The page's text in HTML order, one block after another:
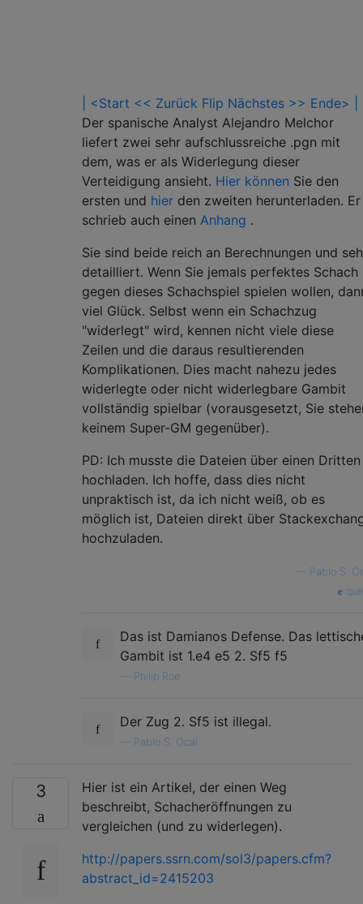
| <Start << Zurück Flip Nächstes >> Ende> |
Der spanische Analyst Alejandro Melchor
liefert zwei sehr aufschlussreiche .pgn mit
dem, was er als Widerlegung dieser
Verteidigung ansieht. Hier können Sie den
ersten und hier den zweiten herunterladen. Er
schrieb auch einen Anhang .
Sie sind beide reich an Berechnungen und
detailliert. Wenn Sie jemals perfektes Schach
gegen dieses Schachspiel spielen wollen,
viel Glück. Selbst wenn ein Schachzug
"widerlegt" wird, kennen nicht viele diese
Zeilen und die daraus resultierenden
Komplikationen. Dies macht nahezu jedes
widerlegte oder nicht widerlegbare Gambit
vollständig spielbar (vorausgesetzt, Sie
keinem Super-GM gegenüber).
PD: Ich musste die Dateien über einen Dritten
hochladen. Ich hoffe, dass dies nicht
unpraktisch ist, da ich nicht weiß, ob es
möglich ist, Dateien direkt über
hochzuladen.
Pablo S.
Das ist Damianos Defense. Das
Gambit ist 1.e4 e5 2. Sf5 f5
Philip Roe
Der Zug 2. Sf5 ist illegal.
Pablo S. Ocal
3
Hier ist ein Artikel, der einen Weg
beschreibt, Schacheröffnungen zu
vergleichen (und zu widerlegen).
http://papers.ssrn.com/sol3/papers.cfm?
abstract_id=2415203